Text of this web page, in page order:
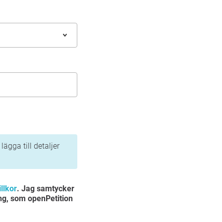
till detaljer
. Jag samtycker
som openPetition